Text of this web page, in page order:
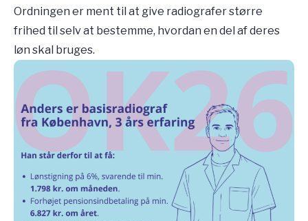
Ordningen er ment til at give radiografer større
frihed til selv at bestemme, hvordan en del af deres
løn skal bruges.